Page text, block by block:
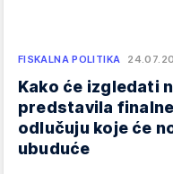
FISKALNA POLITIKA
Kako će izgledati
predstavila
odlučuju koje će
ubuduće